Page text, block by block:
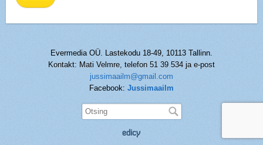
Evermedia OÜ. Lastekodu 18-49, 10113 Tallinn.
Kontakt: Mati Velmre, telefon 51 39 534 ja e-post
jussimaailm@gmail.com
Facebook: Jussimaailm